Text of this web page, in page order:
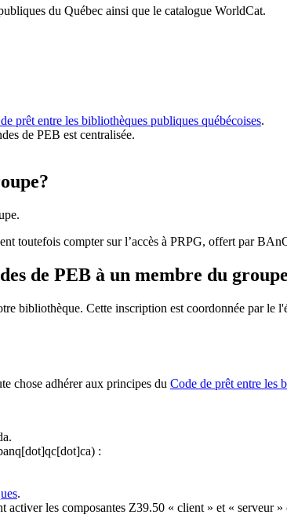
du Québec ainsi que le catalogue WorldCat.
prêt entre les bibliothèques publiques québécoises.
de PEB est centralisée.
toutefois compter sur l’accès à PRPG, offert par
de PEB à un membre du
bibliothèque. Cette inscription est coordonnée par le
chose adhérer aux principes du Code de prêt entre les
:
.
les composantes Z39.50 « client » et « serveur